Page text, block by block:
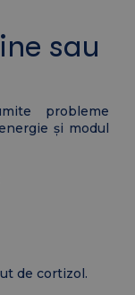
sau
probleme
și modul
de cortizol.